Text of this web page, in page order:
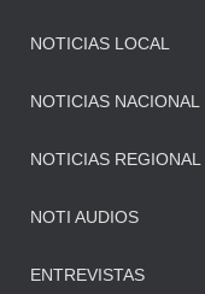
NOTICIAS LOCAL
NOTICIAS NACIONAL
NOTICIAS REGIONAL
NOTI AUDIOS
ENTREVISTAS